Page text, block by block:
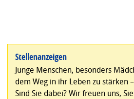
Stellenanzeigen
Junge Menschen, besonders
dem Weg in ihr Leben zu stärken
Sind Sie dabei? Wir freuen uns,